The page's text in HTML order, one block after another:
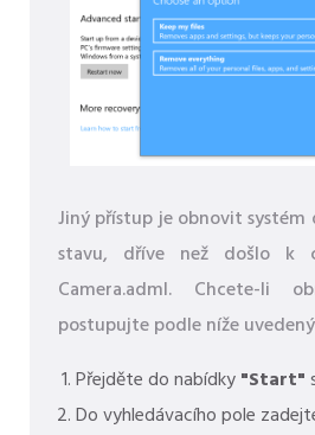
Jiný přístup je obnovit
stavu, dříve než došlo k
Camera.adml. Chcete-li
postupujte podle níže
Přejděte do nabídky"Start"
Do vyhledávacího pole